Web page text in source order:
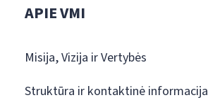
APIE VMI
Misija, Vizija ir Vertybės
Struktūra ir kontaktinė informacija